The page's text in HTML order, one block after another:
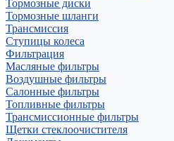
Тормозные диски
Тормозные шланги
Трансмиссия
Ступицы колеса
Фильтрация
Масляные фильтры
Воздушные фильтры
Салонные фильтры
Топливные фильтры
Трансмиссионные фильтры
Щетки стеклоочистителя